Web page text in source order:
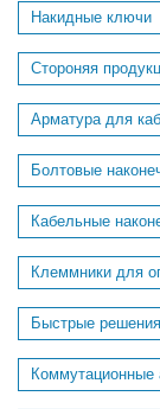
Накидные ключи
Стороняя
Арматура для
Болтовые
Кабельные
Клеммники для
Быстрые
Коммутационные